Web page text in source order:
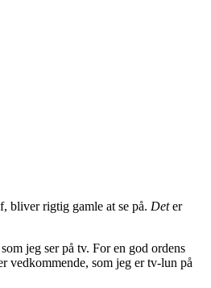
bliver rigtig gamle at se på. Deter
jeg ser på tv. For en god ordens
vedkommende, som jeg er tv-lun på